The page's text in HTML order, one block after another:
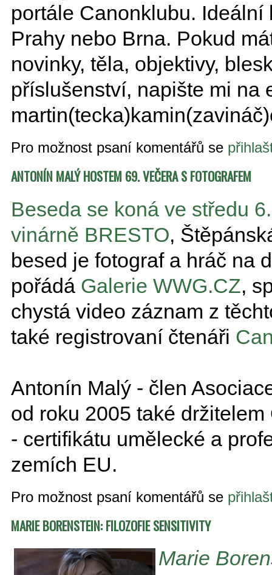
portále Canonklubu.
Prahy nebo Brna. Pokud
novinky, těla, objektivy,
příslušenství, napište mi na
Pro možnost psaní komentářů se
ANTONÍN MALÝ HOSTEM 69. VEČERA S FOTOGRAFEM
Beseda se koná ve středu
vinárně BRESTO,
besed je fotograf a hráč na
pořádá Galerie WWG.CZ,
chystá video záznam z
také registrovaní čtenáři
Antonín Malý - člen
od roku 2005 také
- certifikátu umělecké a
zemích EU.
Pro možnost psaní komentářů se
MARIE BORENSTEIN: FILOZOFIE SENSITIVITY
Marie